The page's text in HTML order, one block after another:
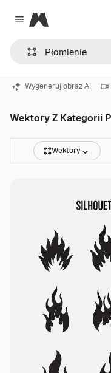
Close menu
Magnific
Wygeneruj obraz AI
Wektory Z Kategorii
Wektory